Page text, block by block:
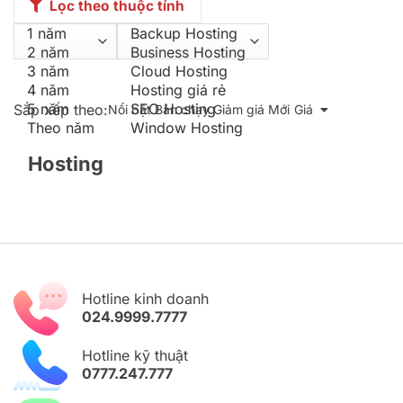
Lọc theo thuộc tính
Sắp xếp theo:Nổi bật Bán chạy Giảm giá Mới Giá
Hosting
Hotline kinh doanh
024.9999.7777
Hotline kỹ thuật
0777.247.777